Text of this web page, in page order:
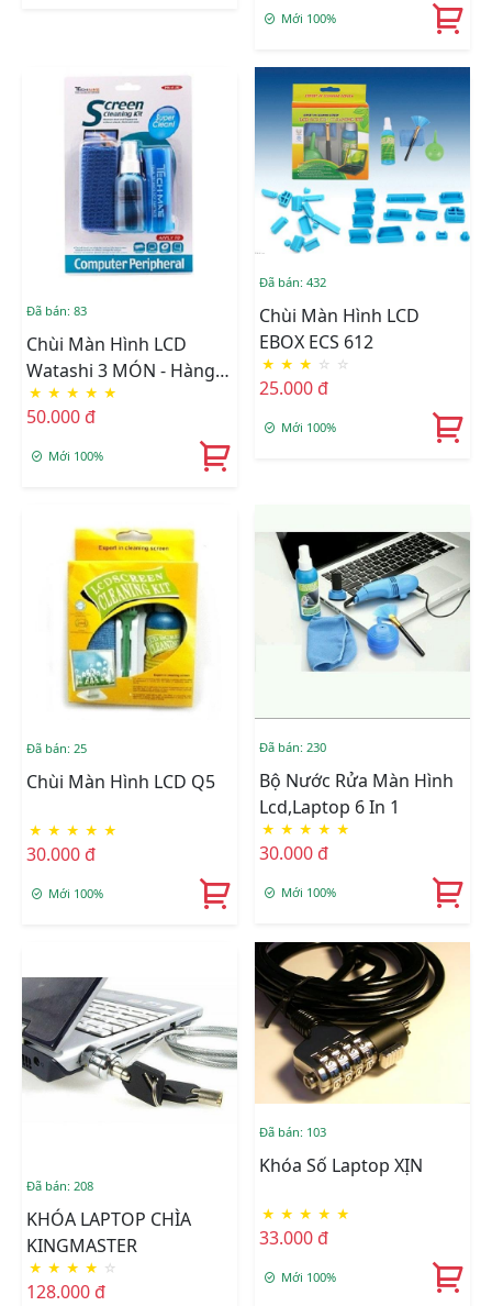
Mới 100%
Đã bán: 83
Chùi Màn Hình LCD
Watashi 3 MÓN - Hàng
Nhập Khẩu
★ ★ ★ ★ ★
50.000 đ
Mới 100%
Đã bán: 432
Chùi Màn Hình LCD
EBOX ECS 612
★ ★ ★ ☆ ☆
25.000 đ
Mới 100%
Đã bán: 25
Chùi Màn Hình LCD Q5
★ ★ ★ ★ ★
30.000 đ
Mới 100%
Đã bán: 230
Bộ Nước Rửa Màn Hình
Lcd,Laptop 6 In 1
★ ★ ★ ★ ★
30.000 đ
Mới 100%
Đã bán: 208
KHÓA LAPTOP CHÌA
KINGMASTER
★ ★ ★ ★ ☆
128.000 đ
Đã bán: 103
Khóa Số Laptop XỊN
★ ★ ★ ★ ★
33.000 đ
Mới 100%